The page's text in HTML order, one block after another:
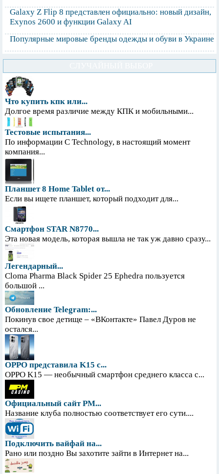
Galaxy Z Flip 8 представлен официально: новый дизайн,
Exynos 2600 и функции Galaxy AI
Популярные мировые бренды одежды и обуви в Украине
Что купить кпк или...
Долгое время различие между КПК и мобильными...
Тестовые испытания...
По информации С Technology, в настоящий момент
компания...
Планшет 8 Home Tablet от...
Если вы ищете планшет, который подходит для...
Смартфон STAR N8770...
Эта новая модель, которая вышла не так уж давно сразу...
Легендарный...
Cloma Pharma Black Spider 25 Ephedra пользуется
большой ...
Обновление Telegram:...
Покинув свое детище – «ВКонтакте» Павел Дуров не
остался...
OPPO представила K15 с...
OPPO K15 — необычный смартфон среднего класса с...
Официальный сайт PM...
Название клуба полностью соответствует его сути....
Подключить вайфай на...
Рано или поздно Вы захотите зайти в Интернет на...